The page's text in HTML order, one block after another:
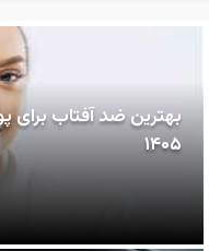
بهترین ضد آفتاب
۱۴۰۵